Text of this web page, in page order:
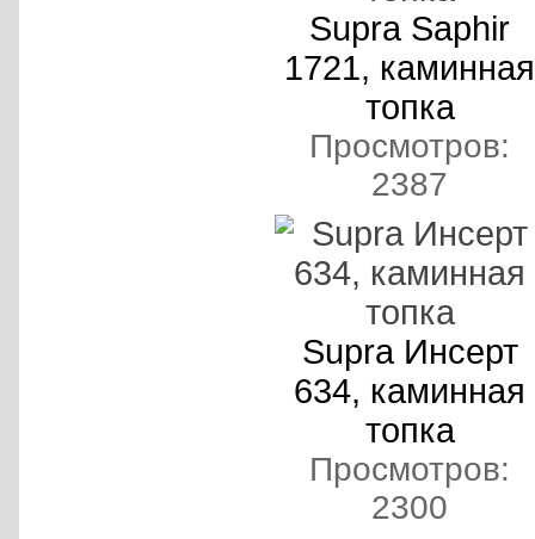
Supra Saphir
1721, каминная
топка
Просмотров:
2387
Supra Инсерт
634, каминная
топка
Просмотров:
2300